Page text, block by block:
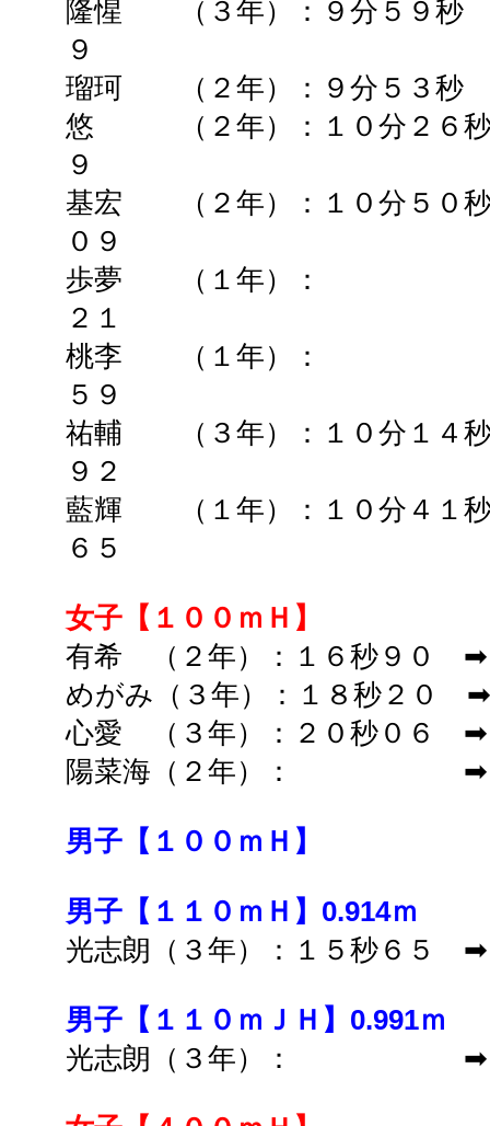
隆惺 （３年）：９分５９
９
瑠珂 （２年）：９分５３
悠 （２年）：１０分２６
９
基宏 （２年）：１０分５０
０９
歩夢 （１年）： ➡
２１
桃李 （１年）： ➡
５９
祐輔 （３年）：１０分１４
９２
藍輝 （１年）：１０分４１
６５
女子【１００ｍＨ】
有希 （２年）：１６秒９０
めがみ（３年）：１８秒２
心愛 （３年）：２０秒０６ ➡
陽菜海（２年）： ➡
男子【１００ｍＨ】
男子【１１０ｍＨ】0.914ｍ
光志朗（３年）：１５秒６５
男子【１１０ｍＪＨ】0.991ｍ
光志朗（３年）： ➡